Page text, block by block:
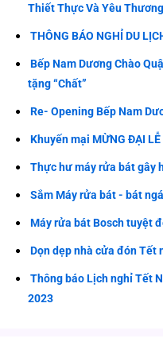
Thiết Thực Và Yêu Thương
THÔNG BÁO NGHỈ DU
Bếp Nam Dương Chào
tặng “Chất”
Re- Opening Bếp Nam
Khuyến mại MỪNG ĐẠI
Thực hư máy rửa bát gây
Sắm Máy rửa bát - bát
Máy rửa bát Bosch tuyệt
Dọn dẹp nhà cửa đón Tết
Thông báo Lịch nghỉ Tết
2023